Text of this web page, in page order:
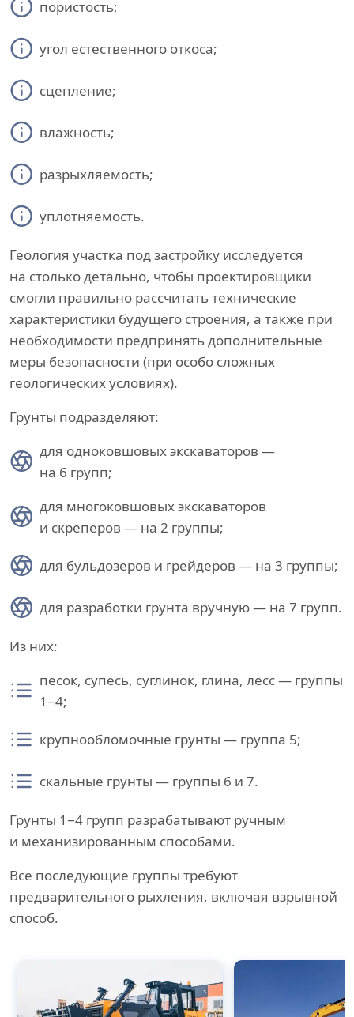
пористость;
угол естественного откоса;
сцепление;
влажность;
разрыхляемость;
уплотняемость.
Геология участка под застройку исследуется
на столько детально, чтобы проектировщики
смогли правильно рассчитать технические
характеристики будущего строения, а также при
необходимости предпринять дополнительные
меры безопасности (при особо сложных
геологических условиях).
Грунты подразделяют:
для одноковшовых экскаваторов —
на 6 групп;
для многоковшовых экскаваторов
и скреперов — на 2 группы;
для бульдозеров и грейдеров — на 3 группы;
для разработки грунта вручную — на 7 групп.
Из них:
песок, супесь, суглинок, глина, лесс — группы
1−4;
крупнообломочные грунты — группа 5;
скальные грунты — группы 6 и 7.
Грунты 1−4 групп разрабатывают ручным
и механизированным способами.
Все последующие группы требуют
предварительного рыхления, включая взрывной
способ.